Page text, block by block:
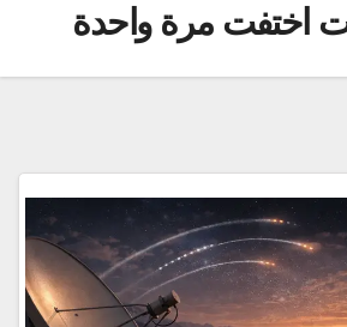
اختفت مرة واحدة